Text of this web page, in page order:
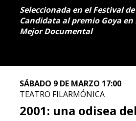
Seleccionada en el Festival
Candidata al premio Goya
Mejor Documental
SÁBADO 9 DE MARZO 17:00
TEATRO FILARMÓNICA
2001: una odisea